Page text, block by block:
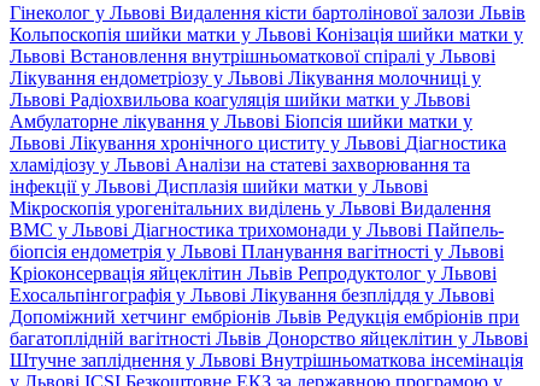
Гінеколог у Львові Видалення кісти бартолінової залози Львів
Кольпоскопія шийки матки у Львові Конізація шийки матки у
Львові Встановлення внутрішньоматкової спіралі у Львові
Лікування ендометріозу у Львові Лікування молочниці у
Львові Радіохвильова коагуляція шийки матки у Львові
Амбулаторне лікування у Львові Біопсія шийки матки у
Львові Лікування хронічного циститу у Львові Діагностика
хламідіозу у Львові Аналізи на статеві захворювання та
інфекції у Львові Дисплазія шийки матки у Львові
Мікроскопія урогенітальних виділень у Львові Видалення
ВМС у Львові Діагностика трихомонади у Львові Пайпель-
біопсія ендометрія у Львові Планування вагітності у Львові
Кріоконсервація яйцеклітин Львів Репродуктолог у Львові
Ехосальпінгографія у Львові Лікування безпліддя у Львові
Допоміжний хетчинг ембріонів Львів Редукція ембріонів при
багатоплідній вагітності Львів Донорство яйцеклітин у Львові
Штучне запліднення у Львові Внутрішньоматкова інсемінація
у Львові ICSI Безкоштовне ЕКЗ за державною програмою у